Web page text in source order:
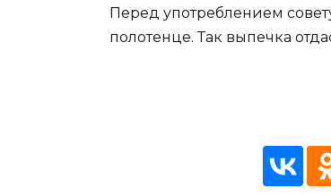
Перед употреблением
полотенце. Так выпечка